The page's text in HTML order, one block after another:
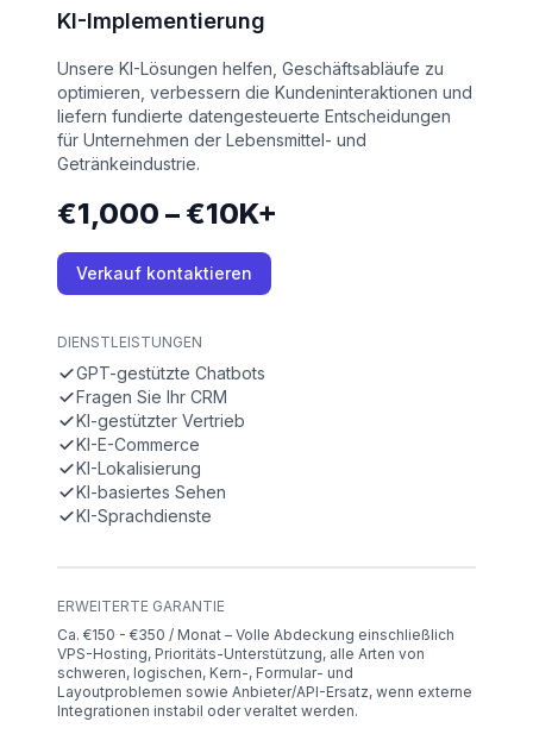
KI-Implementierung
Unsere KI-Lösungen helfen, Geschäftsabläufe zu
optimieren, verbessern die Kundeninteraktionen und
liefern fundierte datengesteuerte Entscheidungen
für Unternehmen der Lebensmittel- und
Getränkeindustrie.
€1,000 – €10K+
Verkauf kontaktieren
DIENSTLEISTUNGEN
GPT-gestützte Chatbots
Fragen Sie Ihr CRM
KI-gestützter Vertrieb
KI-E-Commerce
KI-Lokalisierung
KI-basiertes Sehen
KI-Sprachdienste
ERWEITERTE GARANTIE
Ca. €150 - €350 / Monat – Volle Abdeckung einschließlich
VPS-Hosting, Prioritäts-Unterstützung, alle Arten von
schweren, logischen, Kern-, Formular- und
Layoutproblemen sowie Anbieter/API-Ersatz, wenn externe
Integrationen instabil oder veraltet werden.